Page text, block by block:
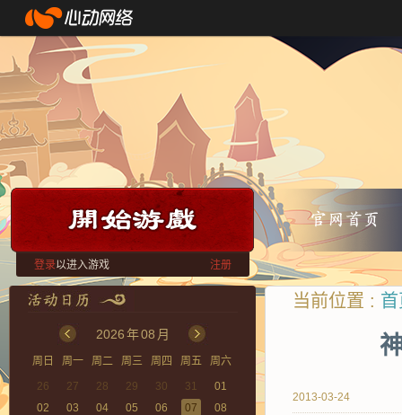
登录以进入游戏 注册
2026年08 月
周日 周一 周二 周三 周四 周五
周六
26
27 28 29 30 31
01
02
03 04 05 06 07
08
当前位置 :
2013-03-24